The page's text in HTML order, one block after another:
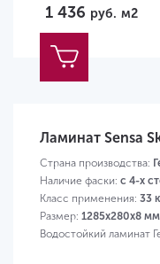
1 436 руб. м2
Ламинат Sensa
Страна производства:
Наличие фаски: с 4-х
Класс применения: 33
Размер: 1285х280х8 мм
Водостойкий ламинат